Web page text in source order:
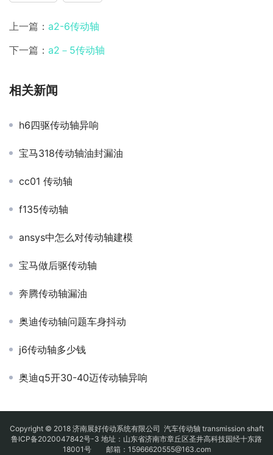
上一篇： a2-6传动轴
下一篇： a2－5传动轴
相关新闻
h6四驱传动轴异响
宝马318传动轴油封漏油
cc01 传动轴
f135传动轴
ansys中怎么对传动轴建模
宝马做后驱传动轴
奔腾传动轴漏油
奥迪传动轴问题车身抖动
j6传动轴多少钱
奥迪q5开30-40迈传动轴异响
Copyright © 2018 济南展好传动系统有限公司 汽车传动轴 transmission shaft
鲁ICP备2020047842号-3 地址：山东省济南市章丘区圣井高科技园经十东路
18001号 邮箱：15966620555@163.com